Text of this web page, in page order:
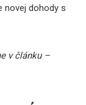
novej dohody s
v článku –